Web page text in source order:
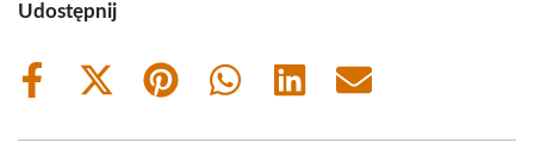
Udostępnij
Share
Share
(Twitter)
Share
Share
Share
Share